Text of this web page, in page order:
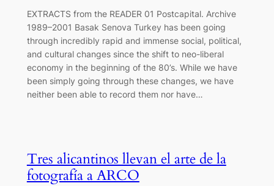
EXTRACTS from the READER 01 Postcapital. Archive
1989–2001 Basak Senova Turkey has been going
through incredibly rapid and immense social, political,
and cultural changes since the shift to neo-liberal
economy in the beginning of the 80’s. While we have
been simply going through these changes, we have
neither been able to record them nor have…
Tres alicantinos llevan el arte de la
fotografía a ARCO